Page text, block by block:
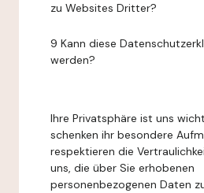
zu Websites Dritter?
9 Kann diese
werden?
Ihre Privatsphäre ist uns
schenken ihr besondere
respektieren die
uns, die über Sie erhobenen
personenbezogenen Daten